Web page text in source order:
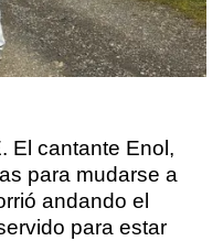
El cantante Enol,
para mudarse a
andando el
para estar